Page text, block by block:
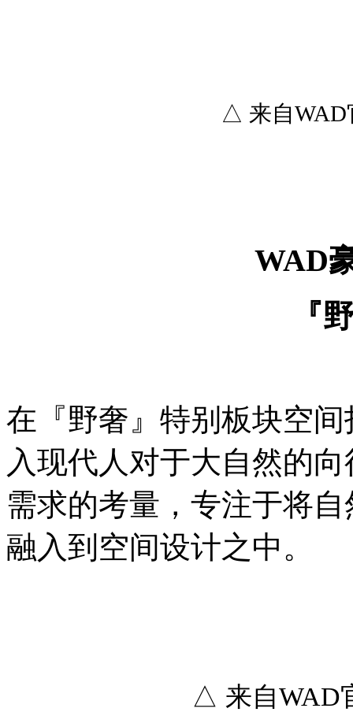
△ 来自WAD
WAD
『
在『野奢』特别板块空
入现代人对于大自然的
需求的考量，专注于将
融入到空间设计之中。
△ 来自WAD